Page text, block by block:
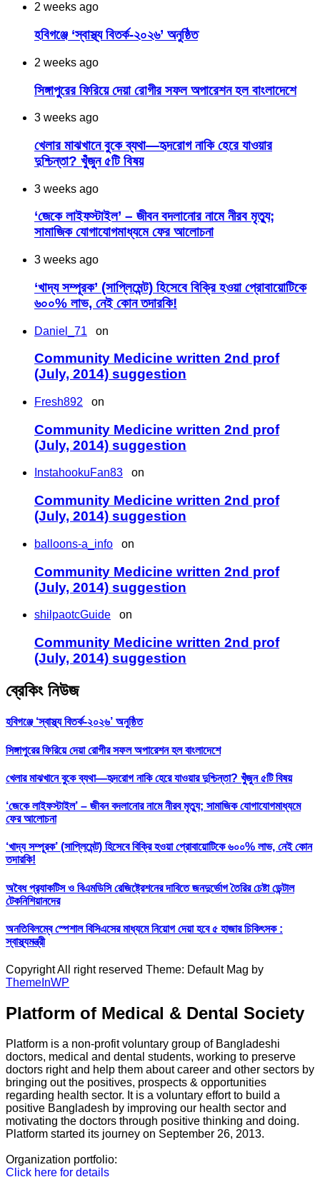
2 weeks ago
হবিগঞ্জে ‘স্বাস্থ্য বিতর্ক-২০২৬’ অনুষ্ঠিত
2 weeks ago
সিঙ্গাপুরের ফিরিয়ে দেয়া রোগীর সফল অপারেশন হল বাংলাদেশে
3 weeks ago
খেলার মাঝখানে বুকে ব্যথা—হৃদরোগ নাকি হেরে যাওয়ার
দুশ্চিন্তা? খুঁজুন ৫টি বিষয়
3 weeks ago
‘জেকে লাইফস্টাইল’ – জীবন বদলানোর নামে নীরব মৃত্যু;
সামাজিক যোগাযোগমাধ্যমে ফের আলোচনা
3 weeks ago
‘খাদ্য সম্পূরক’ (সাপ্লিমেন্ট) হিসেবে বিক্রি হওয়া প্রোবায়োটিকে
৬০০% লাভ, নেই কোন তদারকি!
Daniel_71 on
Community Medicine written 2nd prof
(July, 2014) suggestion
Fresh892 on
Community Medicine written 2nd prof
(July, 2014) suggestion
InstahookuFan83 on
Community Medicine written 2nd prof
(July, 2014) suggestion
balloons-a_info on
Community Medicine written 2nd prof
(July, 2014) suggestion
shilpaotcGuide on
Community Medicine written 2nd prof
(July, 2014) suggestion
ব্রেকিং নিউজ
হবিগঞ্জে ‘স্বাস্থ্য বিতর্ক-২০২৬’ অনুষ্ঠিত
সিঙ্গাপুরের ফিরিয়ে দেয়া রোগীর সফল অপারেশন হল বাংলাদেশে
খেলার মাঝখানে বুকে ব্যথা—হৃদরোগ নাকি হেরে যাওয়ার দুশ্চিন্তা? খুঁজুন ৫টি বিষয়
‘জেকে লাইফস্টাইল’ – জীবন বদলানোর নামে নীরব মৃত্যু; সামাজিক যোগাযোগমাধ্যমে
ফের আলোচনা
‘খাদ্য সম্পূরক’ (সাপ্লিমেন্ট) হিসেবে বিক্রি হওয়া প্রোবায়োটিকে ৬০০% লাভ, নেই কোন
তদারকি!
অবৈধ প্র‍্যাকটিস ও বিএমডিসি রেজিষ্ট্রেশনের দাবিতে জনদুর্ভোগ তৈরির চেষ্টা ডেন্টাল
টেকনিশিয়ানদের
অনতিবিলম্বে স্পেশাল বিসিএসের মাধ্যমে নিয়োগ দেয়া হবে ৫ হাজার চিকিৎসক :
স্বাস্থ্যমন্ত্রী
Copyright All right reserved Theme: Default Mag by
ThemeInWP
Platform of Medical & Dental Society
Platform is a non-profit voluntary group of Bangladeshi
doctors, medical and dental students, working to preserve
doctors right and help them about career and other sectors by
bringing out the positives, prospects & opportunities
regarding health sector. It is a voluntary effort to build a
positive Bangladesh by improving our health sector and
motivating the doctors through positive thinking and doing.
Platform started its journey on September 26, 2013.
Organization portfolio:
Click here for details